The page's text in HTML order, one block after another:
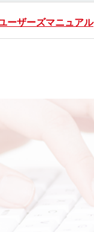
ーザーズマニュアル